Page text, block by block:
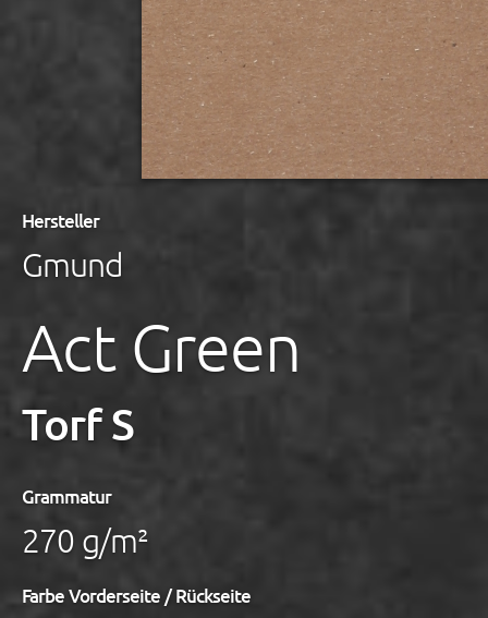
Hersteller
Gmund
Act Green
Torf S
Grammatur
270 g/m²
Farbe Vorderseite / Rückseite